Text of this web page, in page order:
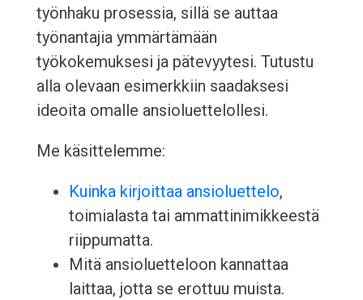
työnhaku prosessia, sillä se auttaa
työnantajia ymmärtämään
työkokemuksesi ja pätevyytesi. Tutustu
alla olevaan esimerkkiin saadaksesi
ideoita omalle ansioluettelollesi.
Me käsittelemme:
Kuinka kirjoittaa ansioluettelo,
toimialasta tai ammattinimikkeestä
riippumatta.
Mitä ansioluetteloon kannattaa
laittaa, jotta se erottuu muista.